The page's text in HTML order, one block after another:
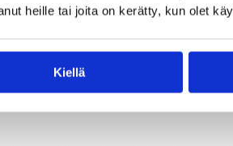
heille tai joita on kerätty, kun olet
Kiellä
Roope Mäkelän johtamaan
Pyrinnön naisten Korisliiga-